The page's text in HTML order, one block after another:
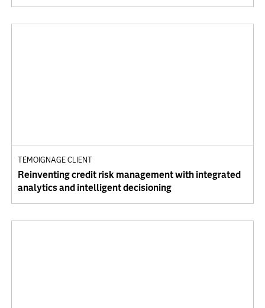
TÉMOIGNAGE CLIENT
Reinventing credit risk management with integrated
analytics and intelligent decisioning